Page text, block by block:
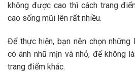
không được cao thì cách trang
cao sống mũi lên rất nhiều.
Để thực hiện, bạn nên chọn
có ánh nhũ mịn và nhỏ, để không
trang điểm khác.